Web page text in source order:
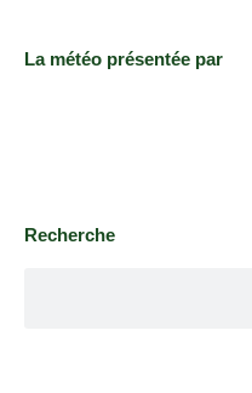
La météo présentée par
Recherche